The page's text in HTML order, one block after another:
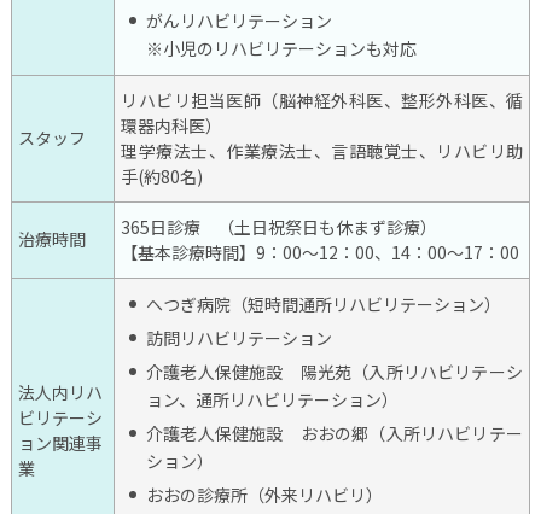
がんリハビリテーション
※小児のリハビリテーションも対応
スタッフ
リハビリ担当医師（脳神経外科医、整形外科医、循
環器内科医）
理学療法士、作業療法士、言語聴覚士、リハビリ助
手(約80名)
治療時間
365日診療 （土日祝祭日も休まず診療）
【基本診療時間】9：00～12：00、14：00～17：00
法人内リハ
ビリテーシ
ョン関連事
業
へつぎ病院（短時間通所リハビリテーション）
訪問リハビリテーション
介護老人保健施設 陽光苑（入所リハビリテーシ
ョン、通所リハビリテーション）
介護老人保健施設 おおの郷（入所リハビリテー
ション）
おおの診療所（外来リハビリ）